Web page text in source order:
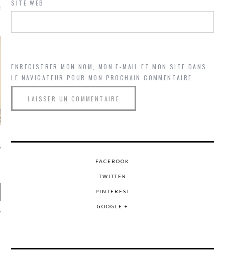
je ne parle presque que
SITE WEB
ENREGISTRER MON NOM, MON E-MAIL ET MON SITE DANS
LE NAVIGATEUR POUR MON PROCHAIN COMMENTAIRE.
FACEBOOK
TWITTER
PINTEREST
GOOGLE +